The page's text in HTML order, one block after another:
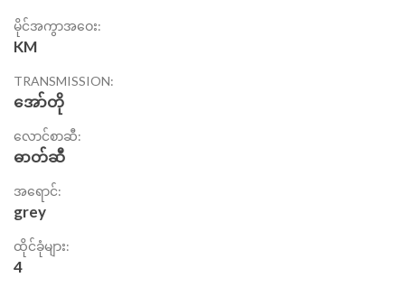
မိုင်အကွာအဝေး:
KM
TRANSMISSION:
အော်တို
လောင်စာဆီ:
ဓာတ်ဆီ
အရောင်:
grey
ထိုင်ခုံများ:
4